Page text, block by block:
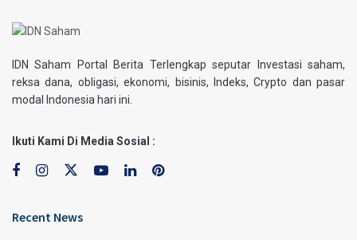
IDN Saham Portal Berita Terlengkap seputar Investasi saham,
reksa dana, obligasi, ekonomi, bisinis, Indeks, Crypto dan pasar
modal Indonesia hari ini.
Ikuti Kami Di Media Sosial :
Recent News